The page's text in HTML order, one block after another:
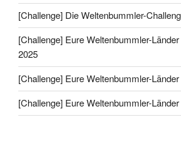
[Challenge] Die Weltenbummler-
[Challenge] Eure Weltenbummler-
2025
[Challenge] Eure Weltenbummler-
[Challenge] Eure Weltenbummler-